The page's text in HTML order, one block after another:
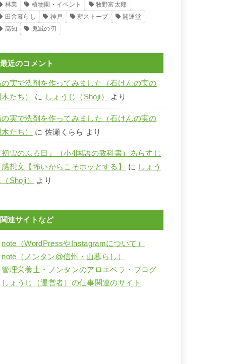
林業
植物園・イベント
牧野富太郎
田舎暮らし
神戸 薪ストーブ
開運堂
高知
鬼滅の刃
最近のコメント
の実で洗剤を作ってみました（石けんの実の
たち）
に しょうじ（Shoji） より
の実で洗剤を作ってみました（石けんの実の
たち）
に 佐瀬くらら より
初雪のふる日』（小4国語の教科書）あらすじ
感想文【怖いからこそホッとする】
に しょう
Shoji）
より
関連サイトなど
note（WordPressやInstagramについて）
note（ノンタン@信州・山暮らし）
管理栄養士・ノンタンのアロエベラ・ブログ
しょうじ（運営者）の仕事関連のサイト